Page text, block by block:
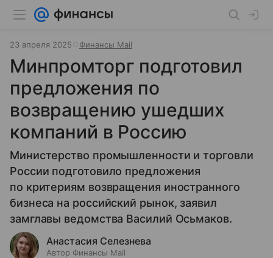
23 апреля 2025 Финансы Mail
Минпромторг подготовил
предложения по
возвращению ушедших
компаний в Россию
Министерство промышленности и торговли
России подготовило предложения
по критериям возвращения иностранного
бизнеса на российский рынок, заявил
замглавы ведомства Василий Осьмаков.
Анастасия Селезнева
Автор Финансы Mail